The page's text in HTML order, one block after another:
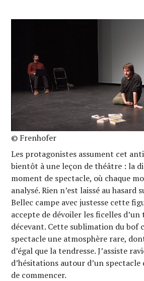
© Frenhofer
Les protagonistes assument cet
bientôt à une leçon de théâtre : la
moment de spectacle, où chaque
analysé. Rien n’est laissé au hasard
Bellec campe avec justesse cette
accepte de dévoiler les ficelles d’un
décevant. Cette sublimation du bof
spectacle une atmosphère rare,
d’égal que la tendresse. J’assiste
d’hésitations autour d’un spectacle
de commencer.